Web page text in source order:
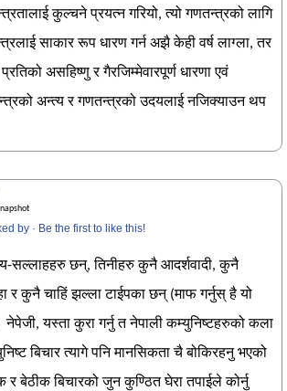
कुल्चने प्रयत्न गरियो, त्यो गणतन्त्रको लागि
साकार रूप धारण गर्न अझै केही वर्ष लाग्ला, तर
असहिष्णु र गैरजिम्मेवारपूर्ण धारणा एवं
अन्त्य र गणतन्त्रको उदयलाई नजिक्याउन थप
by · Be the first to like this!
सल्लाहहरु छन्, तिनीहरु कुनै आदर्शवादी, कुनै
र कुनै चाहिं झल्ला टाईपका छन् (माफ गर्नुस् है यो
यस्ता कुरा गर्नु त नेपाली कम्युनिष्टहरुको कला
बिचार त्यागे पनि मानसिकता चै बोकिरहनु भएको
बेठीक बिचारको जुन कुण्ठित घेरा तपाईले कोर्नु